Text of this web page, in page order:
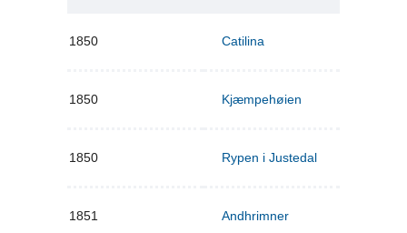
1850 Catilina
1850 Kjæmpehøien
1850 Rypen i Justedal
1851 Andhrimner